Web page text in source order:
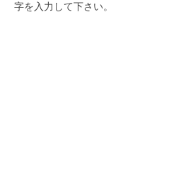
字を入力して下さい。